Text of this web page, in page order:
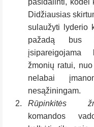
pasidalinti, kodėl
Didžiausias
sulaužyti lyderio
pažadą bus
įsipareigojama
žmonių ratui,
nelabai
nesąžiningam.
Rūpinkitės
komandos